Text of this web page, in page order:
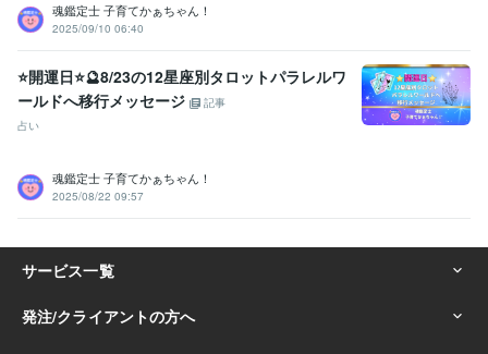
魂鑑定士 子育てかぁちゃん！
2025/09/10 06:40
⭐開運日⭐🔮8/23の12星座別タロットパラレルワ
ールドへ移行メッセージ
記事
占い
魂鑑定士 子育てかぁちゃん！
2025/08/22 09:57